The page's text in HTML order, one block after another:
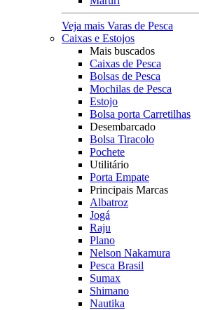
Veja mais Varas de Pesca
Caixas e Estojos
Mais buscados
Caixas de Pesca
Bolsas de Pesca
Mochilas de Pesca
Estojo
Bolsa porta Carretilhas
Desembarcado
Bolsa Tiracolo
Pochete
Utilitário
Porta Empate
Principais Marcas
Albatroz
Jogá
Raju
Plano
Nelson Nakamura
Pesca Brasil
Sumax
Shimano
Nautika